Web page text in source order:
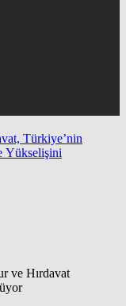
Türkiye’nin
Yükselişini